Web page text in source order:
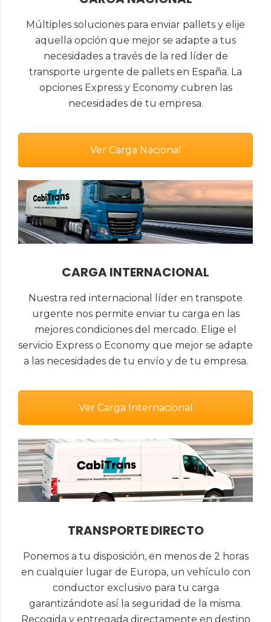
Múltiples soluciones para enviar pallets y elije
aquella opción que mejor se adapte a tus
necesidades a través de la red líder de
transporte urgente de pallets en España. La
opciones Express y Economy cubren las
necesidades de tu empresa.
Ver Carga Nacional
CARGA INTERNACIONAL
Nuestra red internacional líder en transpote
urgente nos permite enviar tu carga en las
mejores condiciones del mercado. Elige el
servicio Express o Economy que mejor se adapte
a las necesidades de tu envío y de tu empresa.
Ver Carga Internacional
TRANSPORTE DIRECTO
Ponemos a tu disposición, en menos de 2 horas
en cualquier lugar de Europa, un vehículo con
conductor exclusivo para tu carga
garantizándote así la seguridad de la misma.
Recogida y entregada directamente en destino